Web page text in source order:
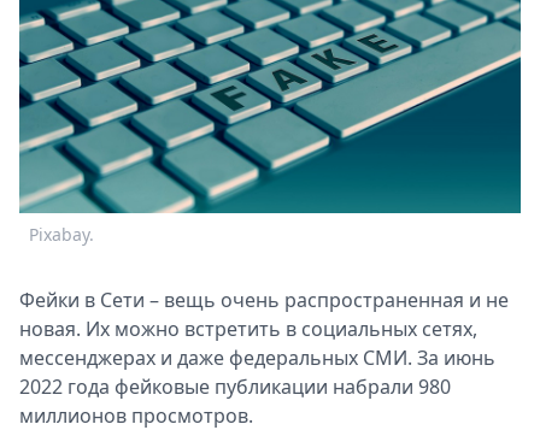
Пресс-
релизы
О
Metro
Стримы
Спецпроекты
Звезды
Скачай
Metro
Pixabay.
Фейки в Сети – вещь очень распространенная и не
новая. Их можно встретить в социальных сетях,
мессенджерах и даже федеральных СМИ. За июнь
2022 года фейковые публикации набрали 980
миллионов просмотров.